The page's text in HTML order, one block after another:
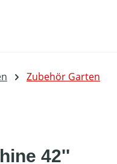
Zubehör Garten
42''